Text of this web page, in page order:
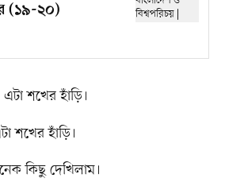
(১৯-২০)
শখের হাঁড়ি।
শখের হাঁড়ি।
কিছু দেখিলাম।